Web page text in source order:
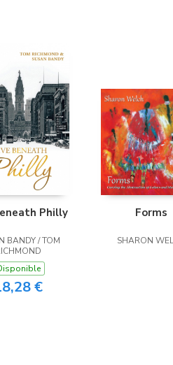
Philly
BANDY / TOM
€
Forms
SHARON